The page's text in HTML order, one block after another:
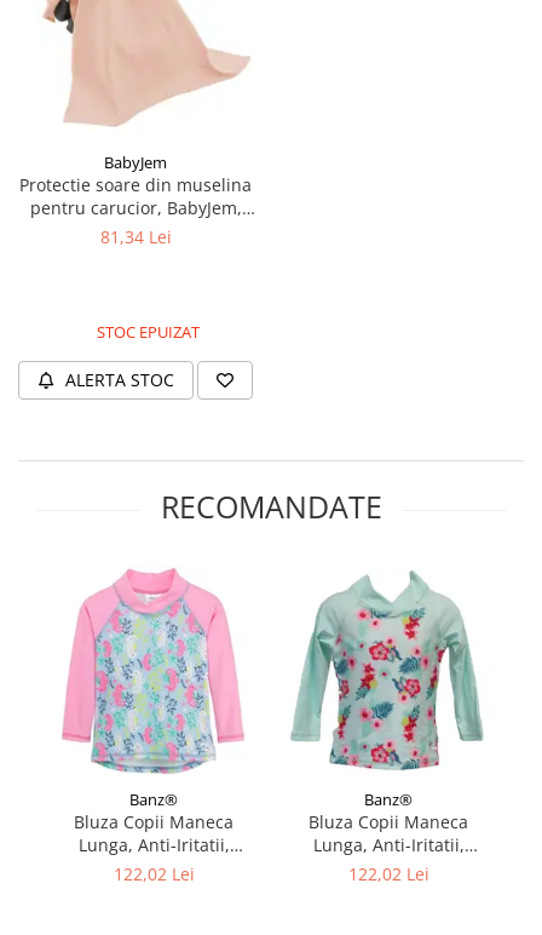
BabyJem
Protectie soare din muselina
pentru carucior, BabyJem,
90x110 cm, Somon
81,34 Lei
STOC EPUIZAT
ALERTA STOC
RECOMANDATE
Banz®
Bluza Copii Maneca
Lunga, Anti-Iritatii,
Protectie Soare UPF50+,
122,02 Lei
Banz®
Bluza Copii Maneca
Lunga, Anti-Iritatii,
Protectie Soare UPF50+,
122,02 Lei